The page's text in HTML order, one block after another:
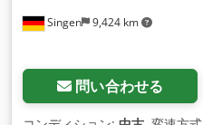
Singen 9,424 km
問い合わせる